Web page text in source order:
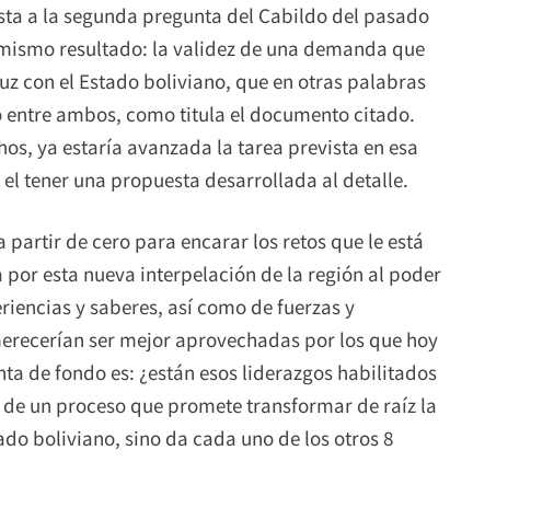
a la segunda pregunta del Cabildo del pasado
resultado: la validez de una demanda que
con el Estado boliviano, que en otras palabras
entre ambos, como titula el documento citado.
ya estaría avanzada la tarea prevista en esa
tener una propuesta desarrollada al detalle.
partir de cero para encarar los retos que le está
esta nueva interpelación de la región al poder
y saberes, así como de fuerzas y
ser mejor aprovechadas por los que hoy
de fondo es: ¿están esos liderazgos habilitados
un proceso que promete transformar de raíz la
boliviano, sino da cada uno de los otros 8